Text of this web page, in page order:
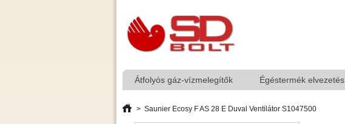
Átfolyós gáz-vízmelegítők Égéstermék elvezetés
> Saunier Ecosy F AS 28 E Duval Ventilátor S1047500